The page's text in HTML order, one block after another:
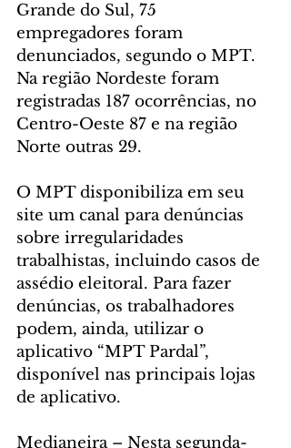
Grande do Sul, 75
empregadores foram
denunciados, segundo o MPT.
Na região Nordeste foram
registradas 187 ocorrências, no
Centro-Oeste 87 e na região
Norte outras 29.
O MPT disponibiliza em seu
site um canal para denúncias
sobre irregularidades
trabalhistas, incluindo casos de
assédio eleitoral. Para fazer
denúncias, os trabalhadores
podem, ainda, utilizar o
aplicativo “MPT Pardal”,
disponível nas principais lojas
de aplicativo.
Medianeira – Nesta segunda-